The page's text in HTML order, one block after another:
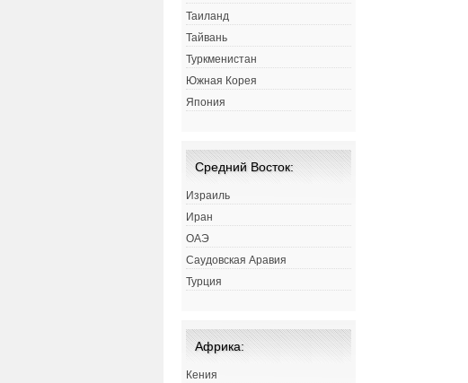
Таиланд
Тайвань
Туркменистан
Южная Корея
Япония
Средний Восток:
Израиль
Иран
ОАЭ
Саудовская Аравия
Турция
Африка:
Кения